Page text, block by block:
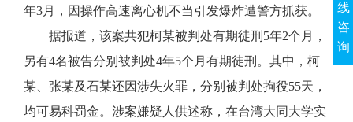
年3月，因操作高速离心机不当引发爆炸遭警方抓获。
据报道，该案共犯柯某被判处有期徒刑5年2个月，
另有4名被告分别被判处4年5个月有期徒刑。其中，柯
某、张某及石某还因涉失火罪，分别被判处拘役55天，
均可易科罚金。涉案嫌疑人供述称，在台湾大同大学实
线
咨
询